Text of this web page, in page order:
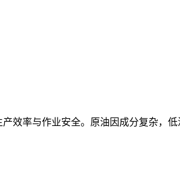
效率与作业安全。原油因成分复杂，